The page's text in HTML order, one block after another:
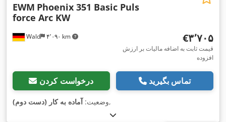
Wald ۴٬۰۹۰ km
EWM Phoenix 351 Basic Puls
force Arc KW
‎€۳٬۷۰۵
قیمت ثابت به اضافه مالیات بر ارزش
افزوده
درخواست کردن تماس بگیرید
وضعیت:آماده به کار (دست دوم) ,